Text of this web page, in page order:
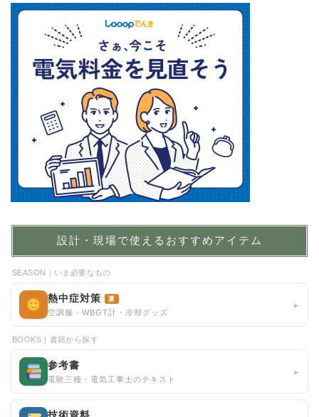
設計・現場で使えるおすすめアイテム
SEASON｜いま必要なもの
熱中症対策 夏
空調服・WBGT計・冷却グッズ
▸
BOOKS｜書籍から探す
参考書
電験三種・電気工事士のテキスト
▸